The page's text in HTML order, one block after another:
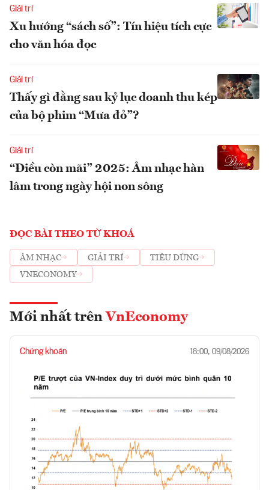
Giải trí
Xu hướng “sách số”: Tín hiệu tích cực
cho văn hóa đọc
Giải trí
Thấy gì đằng sau kỷ lục doanh thu kép
của bộ phim “Mưa đỏ”?
Giải trí
“Điều còn mãi” 2025: Âm nhạc hàn
lâm trong ngày hội non sông
ĐỌC BÀI THEO TỪ KHOÁ
ÂM NHẠC GIẢI TRÍ
TIÊU DÙNG
VNECONOMY
Mới nhất trên VnEconomy
Chứng khoán 18:00, 09/08/2026